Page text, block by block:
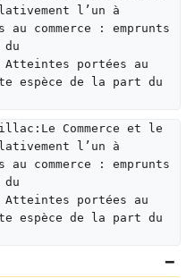
l’un à
commerce : emprunts
du
Atteintes portées au
espèce de la part du
Commerce et le
l’un à
commerce : emprunts
du
Atteintes portées au
espèce de la part du